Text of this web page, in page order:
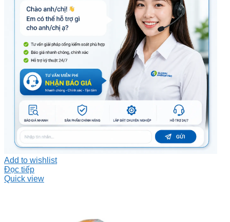
Add to wishlist
Đọc tiếp
Quick view